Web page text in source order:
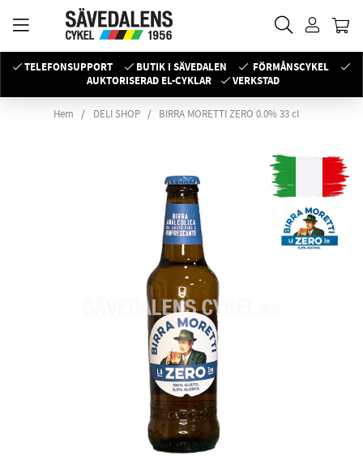
TELEFONSUPPORT BUTIK I SÄVEDALEN
FÖRMÅNSCYKEL
AUKTORISERAD EL-CYKLAR
VERKSTAD
Hem DELI SHOP BIRRA MORETTI ZERO 0.0% 33 cl